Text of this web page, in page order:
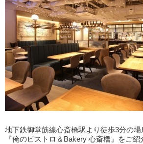
地下鉄御堂筋線心斎橋駅より徒歩3分の場
『俺のビストロ＆Bakery 心斎橋』をご紹